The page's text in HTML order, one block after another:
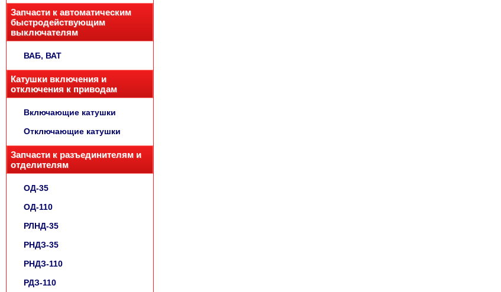
Запчасти к автоматическим
быстродействующим
выключателям
ВАБ, ВАТ
Катушки включения и
отключения к приводам
Включающие катушки
Отключающие катушки
Запчасти к разъединителям и
отделителям
ОД-35
ОД-110
РЛНД-35
РНДЗ-35
РНДЗ-110
РДЗ-110